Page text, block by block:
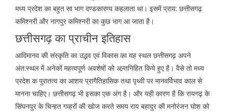
मध्य प्रदेश का बहुत सा भाग दण्डकारण्य कहलाता था। इसमें प्राय: छत्तीसगढ़
कमिश्नरी और नागपुर कमिश्नरी का कुछ भाग आ जाता है।
छत्तीसगढ़ का प्राचीन इतिहास
आदिमानव की संस्कृति का उद्भव एवं विकास का यह स्थल छत्तीसगढ़ अपने
अंत:स्थल में अनेकों महत्वपूर्ण अवशेषों को अन्र्तनिहित किये हुए है। वैसे तो मध्य
प्रदेश क पुरातत्व का आशय प्रागैतिहासिक तथा पृथ्वी पर मानवर्विभाव काल से
मानना चाहिए। छत्तीसगढ़ भी इसका एक अंग है। और यही कारण है कि रायगढ़ के
सिंघनपुर के चिन्हत गव्हरों की खोज करते समय राय बहादुर की मनोरंजन घोश को